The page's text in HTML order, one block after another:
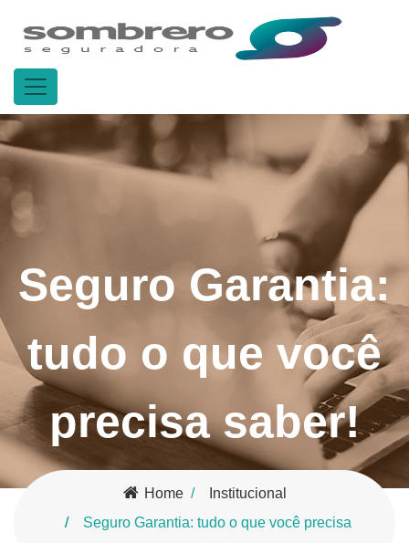
Seguro Garantia:
tudo o que você
precisa saber!
Home
Institucional
Seguro Garantia: tudo o que você precisa